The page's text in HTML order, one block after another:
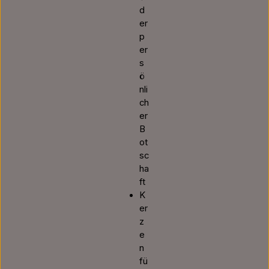
d
er
p
er
s
ö
nli
ch
er
B
ot
sc
ha
ft
K
er
z
e
n
fü